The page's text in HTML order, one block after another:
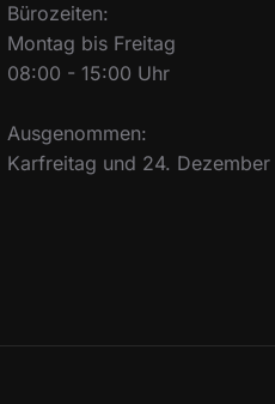
Bürozeiten:
Montag bis Freitag
08:00 - 15:00 Uhr
Ausgenommen:
Karfreitag und 24. Dezember